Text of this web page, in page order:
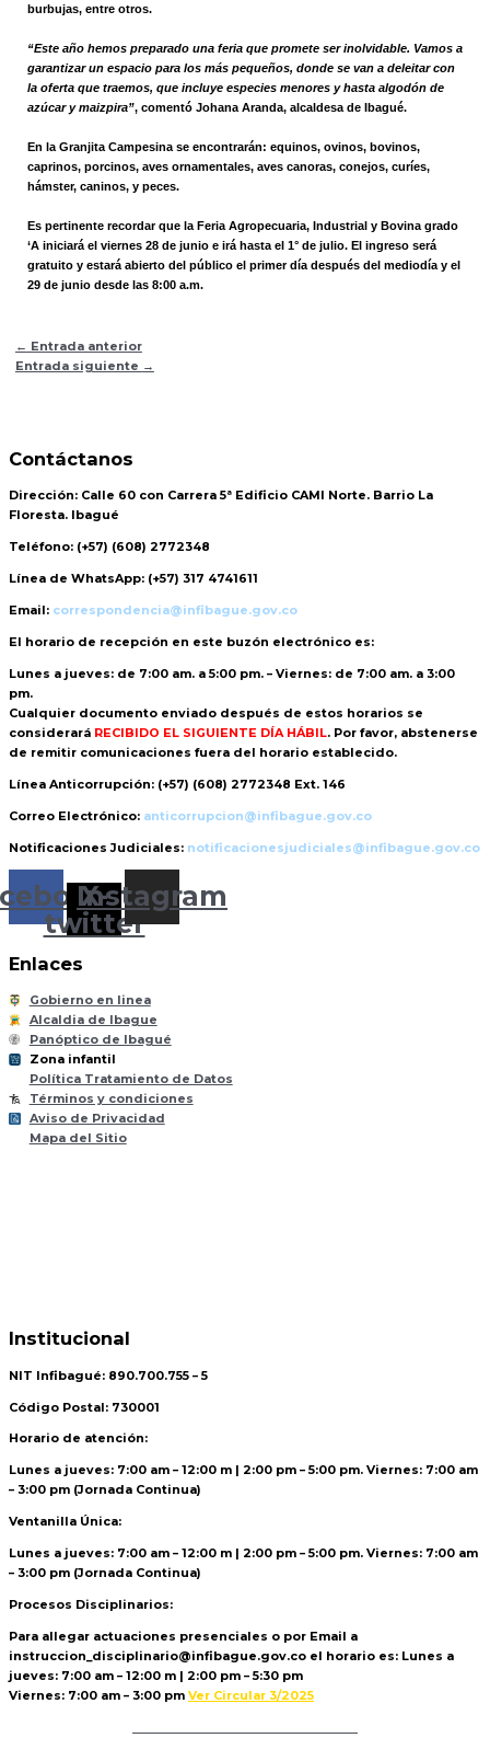
burbujas, entre otros.
“Este año hemos preparado una feria que promete ser inolvidable. Vamos a
garantizar un espacio para los más pequeños, donde se van a deleitar con
la oferta que traemos, que incluye especies menores y hasta algodón de
azúcar y maizpira”, comentó Johana Aranda, alcaldesa de Ibagué.
En la Granjita Campesina se encontrarán: equinos, ovinos, bovinos,
caprinos, porcinos, aves ornamentales, aves canoras, conejos, curíes,
hámster, caninos, y peces.
Es pertinente recordar que la Feria Agropecuaria, Industrial y Bovina grado
‘A iniciará el viernes 28 de junio e irá hasta el 1° de julio. El ingreso será
gratuito y estará abierto del público el primer día después del mediodía y el
29 de junio desde las 8:00 a.m.
← Entrada anterior
Entrada siguiente →
Contáctanos
Dirección: Calle 60 con Carrera 5ª Edificio CAMI Norte. Barrio La
Floresta. Ibagué
Teléfono: (+57) (608) 2772348
Línea de WhatsApp: (+57) 317 4741611
Email: correspondencia@infibague.gov.co
El horario de recepción en este buzón electrónico es:
Lunes a jueves: de 7:00 am. a 5:00 pm. – Viernes: de 7:00 am. a 3:00
pm.
Cualquier documento enviado después de estos horarios se
considerará RECIBIDO EL SIGUIENTE DÍA HÁBIL. Por favor, abstenerse
de remitir comunicaciones fuera del horario establecido.
Línea Anticorrupción: (+57) (608) 2772348 Ext. 146
Correo Electrónico: anticorrupcion@infibague.gov.co
Notificaciones Judiciales: notificacionesjudiciales@infibague.gov.co
X-
twitter
Instagram
Enlaces
Gobierno en linea
Alcaldia de Ibague
Panóptico de Ibagué
til
Zona infantil
Política Tratamiento de Datos
Términos y condiciones
Aviso de Privacidad
Mapa del Sitio
Institucional
NIT Infibagué: 890.700.755 – 5
Código Postal: 730001
Horario de atención:
Lunes a jueves: 7:00 am – 12:00 m | 2:00 pm – 5:00 pm. Viernes: 7:00 am
– 3:00 pm (Jornada Continua)
Ventanilla Única:
Lunes a jueves: 7:00 am – 12:00 m | 2:00 pm – 5:00 pm. Viernes: 7:00 am
– 3:00 pm (Jornada Continua)
Procesos Disciplinarios:
Para allegar actuaciones presenciales o por Email a
instruccion_disciplinario@infibague.gov.co el horario es: Lunes a
jueves: 7:00 am – 12:00 m | 2:00 pm – 5:30 pm
Viernes: 7:00 am – 3:00 pm Ver Circular 3/2025